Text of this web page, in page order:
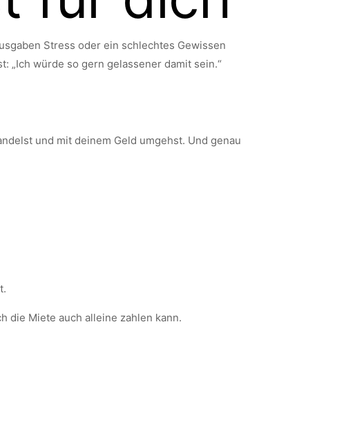
Stress oder ein schlechtes Gewissen
„Ich würde so gern gelassener damit sein.“
und mit deinem Geld umgehst. Und genau
die Miete auch alleine zahlen kann.